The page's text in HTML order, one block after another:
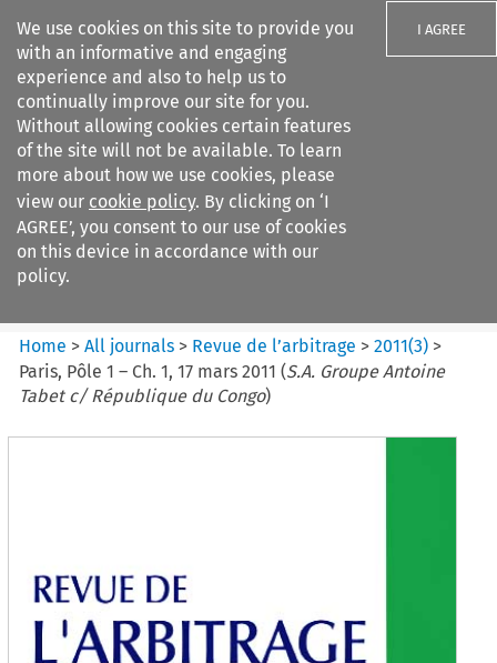
We use cookies on this site to provide you
with an informative and engaging
experience and also to help us to
continually improve our site for you.
Without allowing cookies certain features
of the site will not be available. To learn
more about how we use cookies, please
view our cookie policy. By clicking on ‘I
AGREE’, you consent to our use of cookies
on this device in accordance with our
policy.
I AGREE
Search filters
Revue de
l%E2%80%99arbitrage
Home >All journals > Revue de l’arbitrage >2011(3) >
Paris, Pôle 1 – Ch. 1, 17 mars 2011 (S.A. Groupe Antoine
Tabet c/ République du Congo)